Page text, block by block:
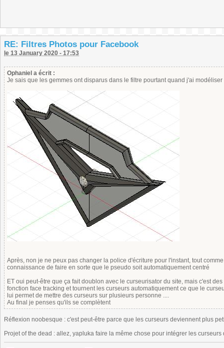
RE: Filtres Photos pour Facebook
le 13 January 2020 - 17:53
Ophaniel a écrit :
Je sais que les gemmes ont disparus dans le filtre pourtant quand j'ai
Après, non je ne peux pas changer la police d'écriture pour l'instant, tout
connaissance de faire en sorte que le pseudo soit automatiquement centré
ET oui peut-être que ça fait doublon avec le curseurisator du site, mais c'est
fonction face tracking et tournent les curseurs automatiquement ce que le
lui permet de mettre des curseurs sur plusieurs personne ....
Au final je penses qu'ils se complètent
Réflexion noobesque : c'est peut-être parce que les curseurs deviennent plus
Projet of the dead : allez, yapluka faire la même chose pour intégrer les